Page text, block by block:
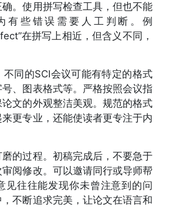
。使用拼写检查工具，但也不能
有些错误需要人工判断。例
在拼写上相近，但含义不同，
同的SCI会议可能有特定的格式
、图表格式等。严格按照会议指
文的外观整洁美观。规范的格式
更专业，还能使读者更专注于内
的过程。初稿完成后，不要急于
阅修改。可以邀请同行或导师帮
见往往能发现你未曾注意到的问
不断追求完美，让论文在语言和